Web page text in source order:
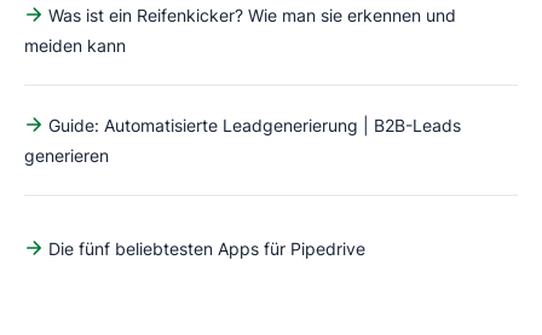
Was ist ein Reifenkicker? Wie man sie erkennen und
meiden kann
Guide: Automatisierte Leadgenerierung | B2B-Leads
generieren
Die fünf beliebtesten Apps für Pipedrive